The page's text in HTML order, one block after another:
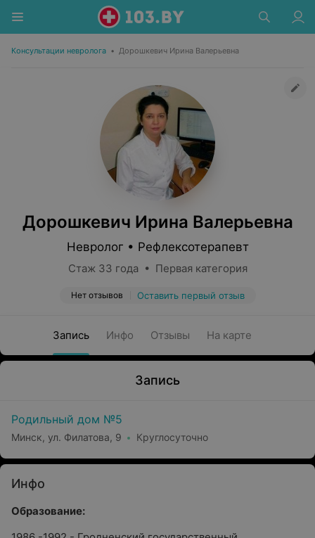
Консультации невролога • Дорошкевич Ирина Валерьевна
Дорошкевич Ирина Валерьевна
Невролог • Рефлексотерапевт
Стаж 33 года • Первая категория
Нет отзывов Оставить первый отзыв
Запись Инфо Отзывы На карте
Запись
Родильный дом №5
Минск, ул. Филатова, 9 Круглосуточно
Инфо
Образование: